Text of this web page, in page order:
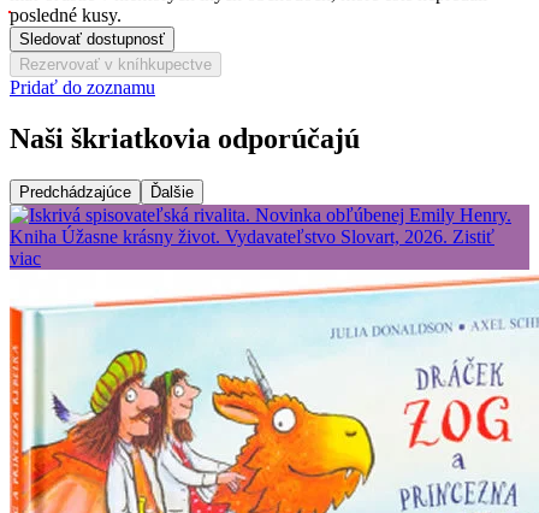
posledné kusy.
Sledovať dostupnosť
Rezervovať v kníhkupectve
Pridať do zoznamu
Naši škriatkovia odporúčajú
Predchádzajúce Ďalšie